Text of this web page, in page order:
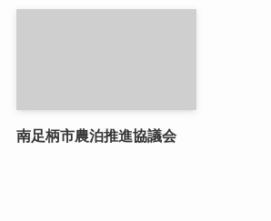
南足柄市農泊推進協議会